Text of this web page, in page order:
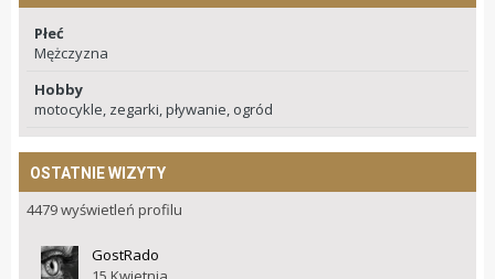
Płeć
Mężczyzna
Hobby
motocykle, zegarki, pływanie, ogród
OSTATNIE WIZYTY
4479 wyświetleń profilu
GostRado